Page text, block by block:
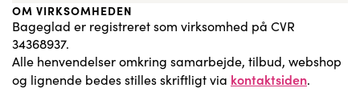
OM VIRKSOMHEDEN
Bageglad er registreret som virksomhed på CVR
34368937.
Alle henvendelser omkring samarbejde, tilbud, webshop
og lignende bedes stilles skriftligt via kontaktsiden.